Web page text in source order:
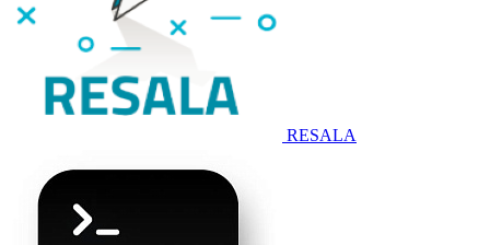
RESALA